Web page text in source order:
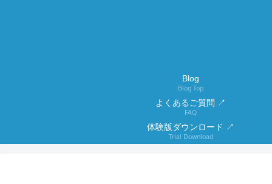
Blog
Blog Top
よくあるご質問 ↗
FAQ
体験版ダウンロード ↗
Trial Download